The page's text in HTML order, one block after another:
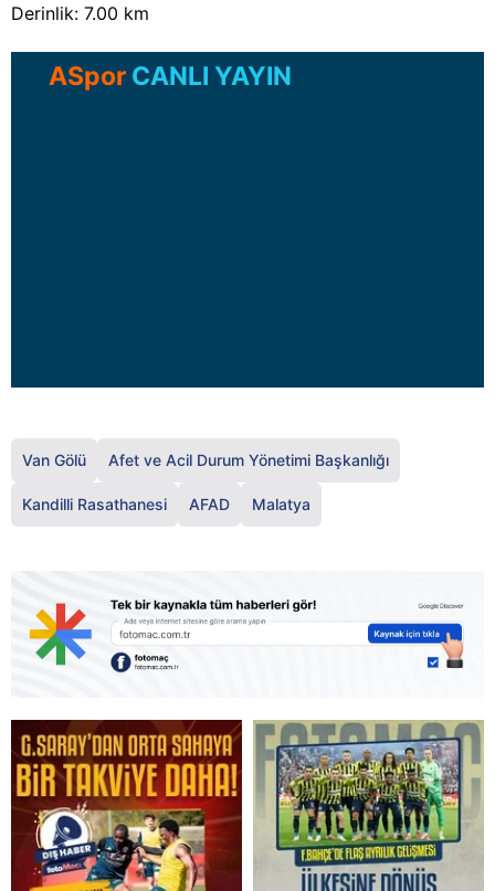
Derinlik: 7.00 km
ASpor CANLI YAYIN
Van Gölü Afet ve Acil Durum Yönetimi Başkanlığı
Kandilli Rasathanesi AFAD Malatya